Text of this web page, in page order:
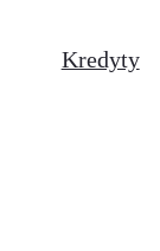
Kredyty